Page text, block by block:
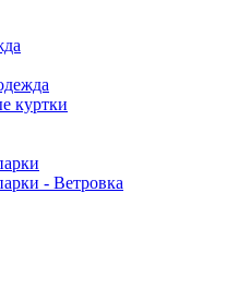
куртки
- Ветровка